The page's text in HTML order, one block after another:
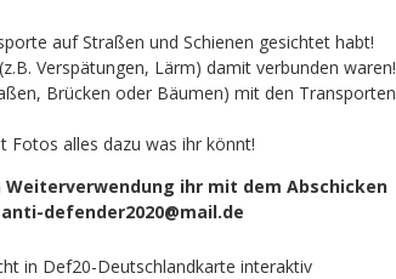
auf Straßen und Schienen gesichtet habt!
Verspätungen, Lärm) damit verbunden waren!
Brücken oder Bäumen) mit den Transporten
Fotos alles dazu was ihr könnt!
Weiterverwendung ihr mit dem Abschicken
defender2020@mail.de
in Def20-Deutschlandkarte interaktiv